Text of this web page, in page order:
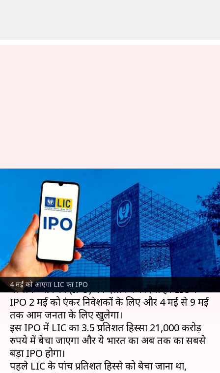
4 मई को आएगा LIC का IPO
LIC IPO: 4 मई को खुलेगा
सब्सक्रिप्शन, जानिए प्राइस बैंड और
अन्य जरुरी बातें
मुकुल तोमर Apr 27, 2022 02:06 pm
क्या है खबर?
भारतीय जीवन बीमा निगम (LIC)ने अपने इनिशियल
पब्लिक ऑफरिंग (IPO) का ऐलान कर दिया है। LIC के
IPO 2 मई को एंकर निवेशकों के लिए और 4 मई से 9 मई
तक आम जनता के लिए खुलेगा।
इस IPO में LIC का 3.5 प्रतिशत हिस्सा 21,000 करोड़
रुपये में बेचा जाएगा और ये भारत का अब तक का सबसे
बड़ा IPO होगा।
पहले LIC के पांच प्रतिशत हिस्से को बेचा जाना था,